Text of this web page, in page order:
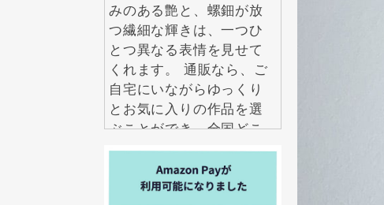
みのある艶と、螺鈿が放
つ繊細な輝きは、一つひ
とつ異なる表情を見せて
くれます。 通販なら、ご
自宅にいながらゆっくり
とお気に入りの作品を選
ぶことができ、全国どこ
からでも気軽にお求めい
ただけます。